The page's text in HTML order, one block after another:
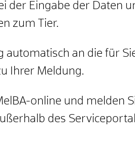
der Eingabe der Daten
zum Tier.
automatisch an die für
Ihrer Meldung.
online und melden
des